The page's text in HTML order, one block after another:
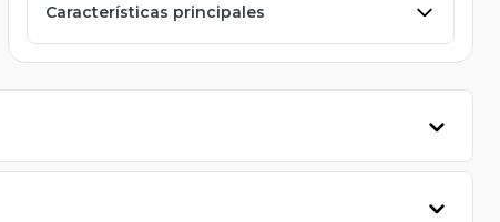
Características principales